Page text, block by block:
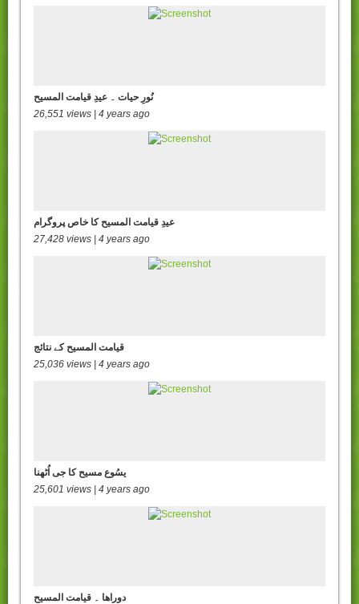
نُورِ حیات ۔ عیدِ قیامت المسیح
26,551 views | 4 years ago
عیدِ قیامت المسیح کا خاص پروگرام
27,428 views | 4 years ago
قیامت المسیح کے نتائج
25,036 views | 4 years ago
یسُوع مسیح کا جی اُٹھنا
25,601 views | 4 years ago
دوراھا ۔ قیامت المسیح